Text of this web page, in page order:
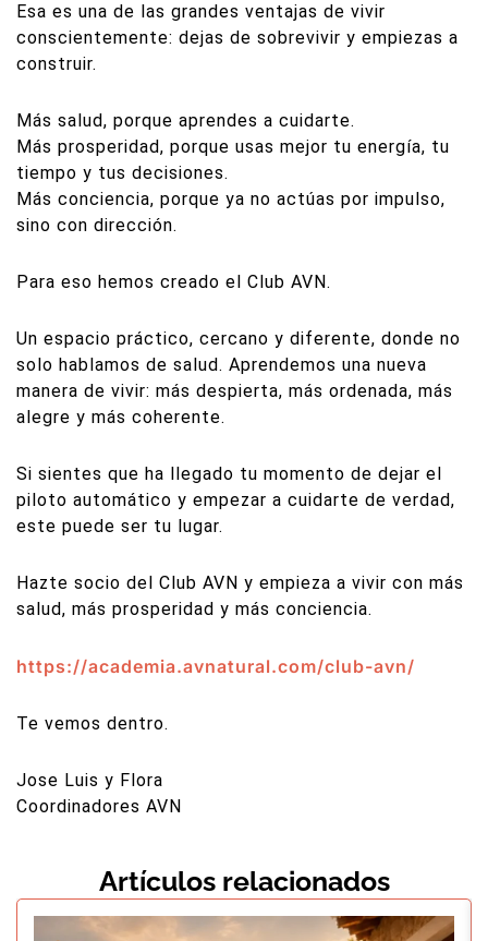
Esa es una de las grandes ventajas de vivir
conscientemente: dejas de sobrevivir y empiezas a
construir.
Más salud, porque aprendes a cuidarte.
Más prosperidad, porque usas mejor tu energía, tu
tiempo y tus decisiones.
Más conciencia, porque ya no actúas por impulso,
sino con dirección.
Para eso hemos creado el Club AVN.
Un espacio práctico, cercano y diferente, donde no
solo hablamos de salud. Aprendemos una nueva
manera de vivir: más despierta, más ordenada, más
alegre y más coherente.
Si sientes que ha llegado tu momento de dejar el
piloto automático y empezar a cuidarte de verdad,
este puede ser tu lugar.
Hazte socio del Club AVN y empieza a vivir con más
salud, más prosperidad y más conciencia.
https://academia.avnatural.com/club-avn/
Te vemos dentro.
Jose Luis y Flora
Coordinadores AVN
Artículos relacionados